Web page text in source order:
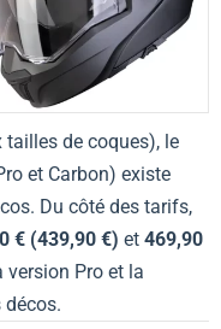
tailles de coques), le
et Carbon) existe
Du côté des tarifs,
€ (439,90 €) et 469,90
version Pro et la